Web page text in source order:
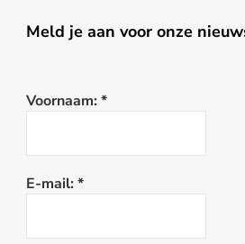
Meld je aan voor onze
Voornaam: *
E-mail: *